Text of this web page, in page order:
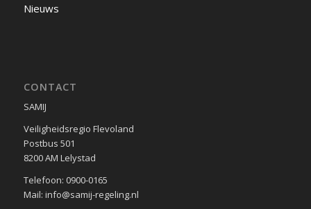
Nieuws
CONTACT
SAMIJ
Veiligheidsregio Flevoland
Postbus 501
8200 AM Lelystad
Telefoon: 0900-0165
Mail: info@samij-regeling.nl